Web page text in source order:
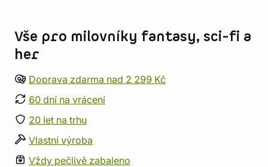
Vše pro milovníky fantasy, sci-fi a
her
Doprava zdarma nad 2 299 Kč
60 dní na vrácení
20 let na trhu
Vlastní výroba
Vždy pečlivě zabaleno